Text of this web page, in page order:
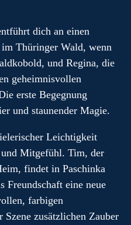
dich an einen
im Thüringer Wald, wenn
und Regina, die
geheimnisvollen
erste Begegnung
und staunender Magie.
Leichtigkeit
Mitgefühl. Tim, der
findet in Paschinka
Freundschaft eine neue
farbigen
zusätzlichen Zauber